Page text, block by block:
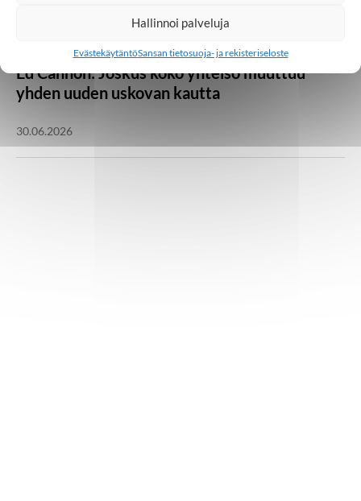
Hallinnoi palveluja
EvästekäytäntöSansan tietosuoja- ja rekisteriseloste
Ed Cannon: Joskus koko yhteisö muuttuu
yhden uuden uskovan kautta
30.06.2026